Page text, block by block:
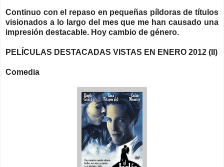
Continuo con el repaso en pequeñas píldoras de títulos
visionados a lo largo del mes que me han causado una
impresión destacable. Hoy cambio de género.
PELÍCULAS DESTACADAS VISTAS EN ENERO 2012 (II)
Comedia